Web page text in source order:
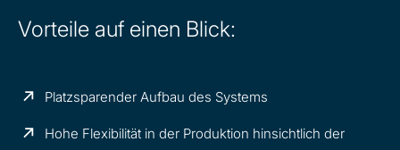
Vorteile auf einen Blick:
Platzsparender Aufbau des Systems
Hohe Flexibilität in der Produktion hinsichtlich der